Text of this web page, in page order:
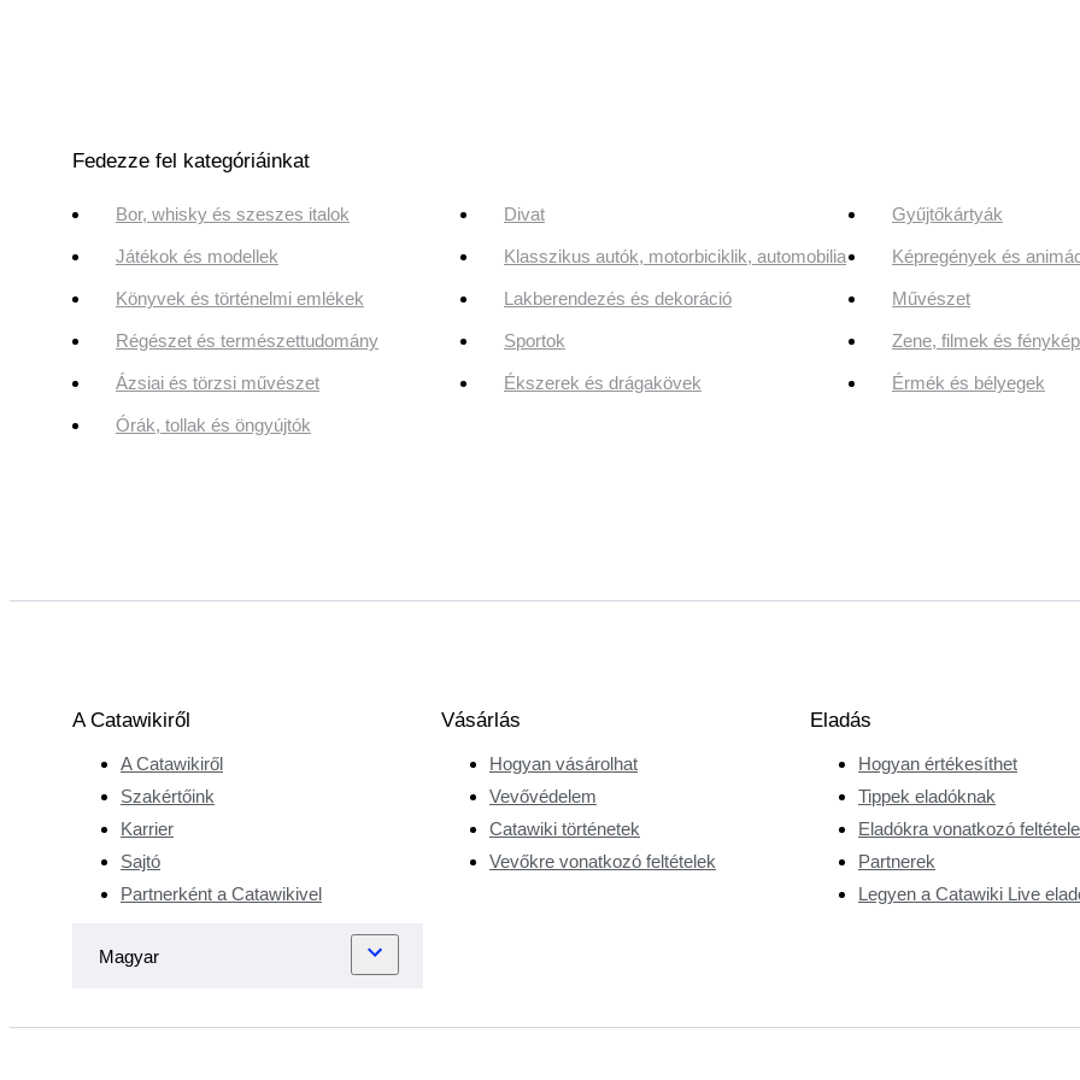
Fedezze fel kategóriáinkat
Bor, whisky és szeszes italok Divat Gyűjtőkártyák
Játékok és modellek Klasszikus autók, motorbiciklik, automobilia Képregények és
Könyvek és történelmi emlékek Lakberendezés és dekoráció Művészet
Régészet és természettudomány Sportok Zene, filmek és
Ázsiai és törzsi művészet Ékszerek és drágakövek Érmék és bélyegek
Órák, tollak és öngyújtók
A Catawikiről
A Catawikiről
Szakértőink
Karrier
Sajtó
Partnerként a Catawikivel
Vásárlás
Hogyan vásárolhat
Vevővédelem
Catawiki történetek
Vevőkre vonatkozó feltételek
Eladás
Hogyan értékesíthet
Tippek eladóknak
Eladókra vonatkozó
Partnerek
Legyen a Catawiki Live